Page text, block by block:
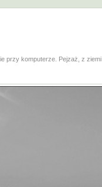
przy komputerze. Pejzaż, z ziemi